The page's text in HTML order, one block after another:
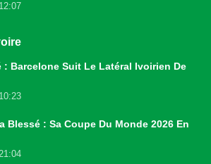
: Barcelone Suit Le Latéral Ivoirien De
Blessé : Sa Coupe Du Monde 2026 En